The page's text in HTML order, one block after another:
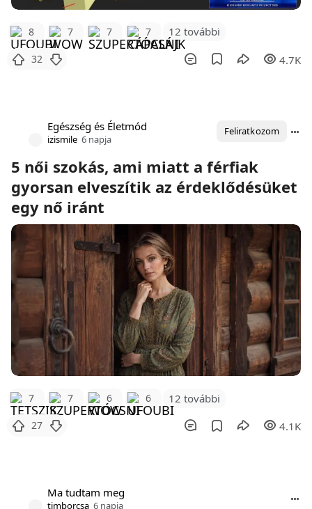
8 7 7 7 12 további
32 4.7K
Egészség és Életmód
izismile 6 napja
Feliratkozom
5 női szokás, ami miatt a férfiak
gyorsan elveszítik az érdeklődésüket
egy nő iránt
7 7 6 6 12 további
27 4.1K
Ma tudtam meg
timborcsa 6 napja